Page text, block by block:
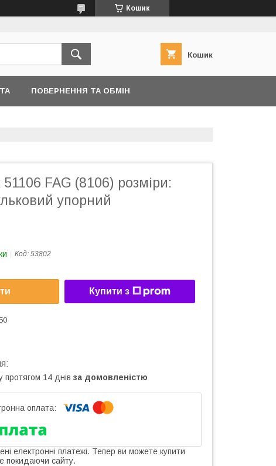
Кошик
Кошик
ПОВЕРНЕННЯ ТА ОБМІН
FAG (8106) розміри:
упорний
Код: 53802
Купити з
протягом 14 днів за домовленістю
електронні платежі. Тепер ви можете купити
покидаючи сайту.